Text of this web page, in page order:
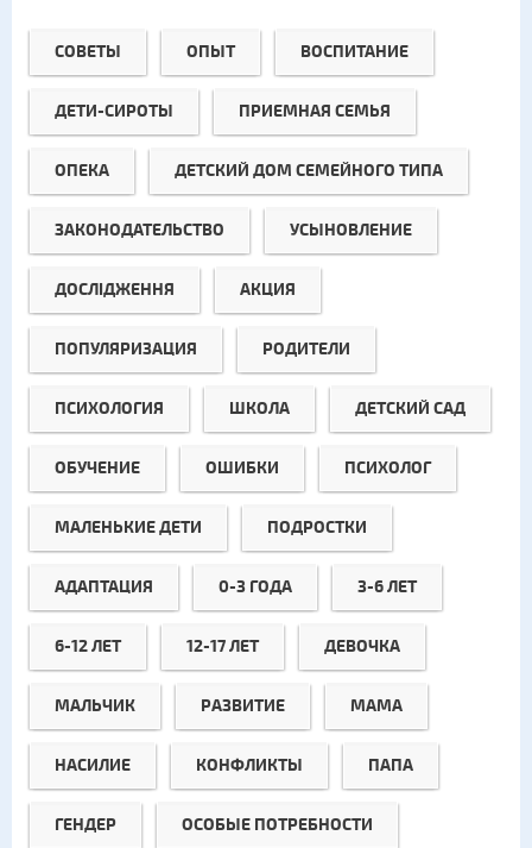
СОВЕТЫ ОПЫТ ВОСПИТАНИЕ
ДЕТИ-СИРОТЫ ПРИЕМНАЯ СЕМЬЯ
ОПЕКА ДЕТСКИЙ ДОМ СЕМЕЙНОГО ТИПА
ЗАКОНОДАТЕЛЬСТВО УСЫНОВЛЕНИЕ
ДОСЛІДЖЕННЯ АКЦИЯ
ПОПУЛЯРИЗАЦИЯ РОДИТЕЛИ
ПСИХОЛОГИЯ ШКОЛА ДЕТСКИЙ САД
ОБУЧЕНИЕ ОШИБКИ ПСИХОЛОГ
МАЛЕНЬКИЕ ДЕТИ ПОДРОСТКИ
АДАПТАЦИЯ 0-3 ГОДА 3-6 ЛЕТ
6-12 ЛЕТ 12-17 ЛЕТ ДЕВОЧКА
МАЛЬЧИК РАЗВИТИЕ МАМА
НАСИЛИЕ КОНФЛИКТЫ ПАПА
ГЕНДЕР ОСОБЫЕ ПОТРЕБНОСТИ